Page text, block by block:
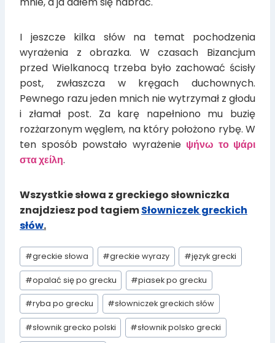
I jeszcze kilka słów na temat pochodzenia
wyrażenia z obrazka. W czasach Bizancjum
przed Wielkanocą trzeba było zachować ścisły
post, zwłaszcza w kręgach duchownych.
Pewnego razu jeden mnich nie wytrzymał z głodu
i złamał post. Za karę napełniono mu buzię
rozżarzonym węglem, na który położono rybę. W
ten sposób powstało wyrażenie ψήνω το ψάρι
στα χείλη.
Wszystkie słowa z greckiego słowniczka
znajdziesz pod tagiemSłowniczek greckich
słów.
Tagi
wpisu:
#greckie słowa #greckie wyrazy #język grecki
#opalać się po grecku #piasek po grecku
#ryba po grecku #słowniczek greckich słów
#słownik grecko polski #słownik polsko grecki